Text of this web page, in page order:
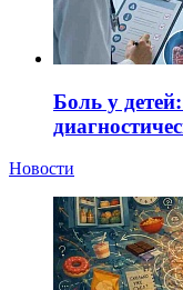
Боль у
Новости